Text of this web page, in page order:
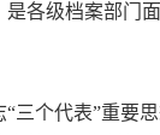
各级档案部门
个代表”重要